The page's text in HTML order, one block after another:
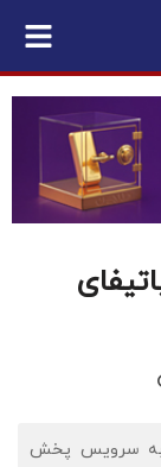
به سرویس پخش